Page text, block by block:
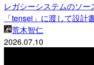
レガシーシステムのソ
「tensei」に渡して設計
荒木智仁
2026.07.10